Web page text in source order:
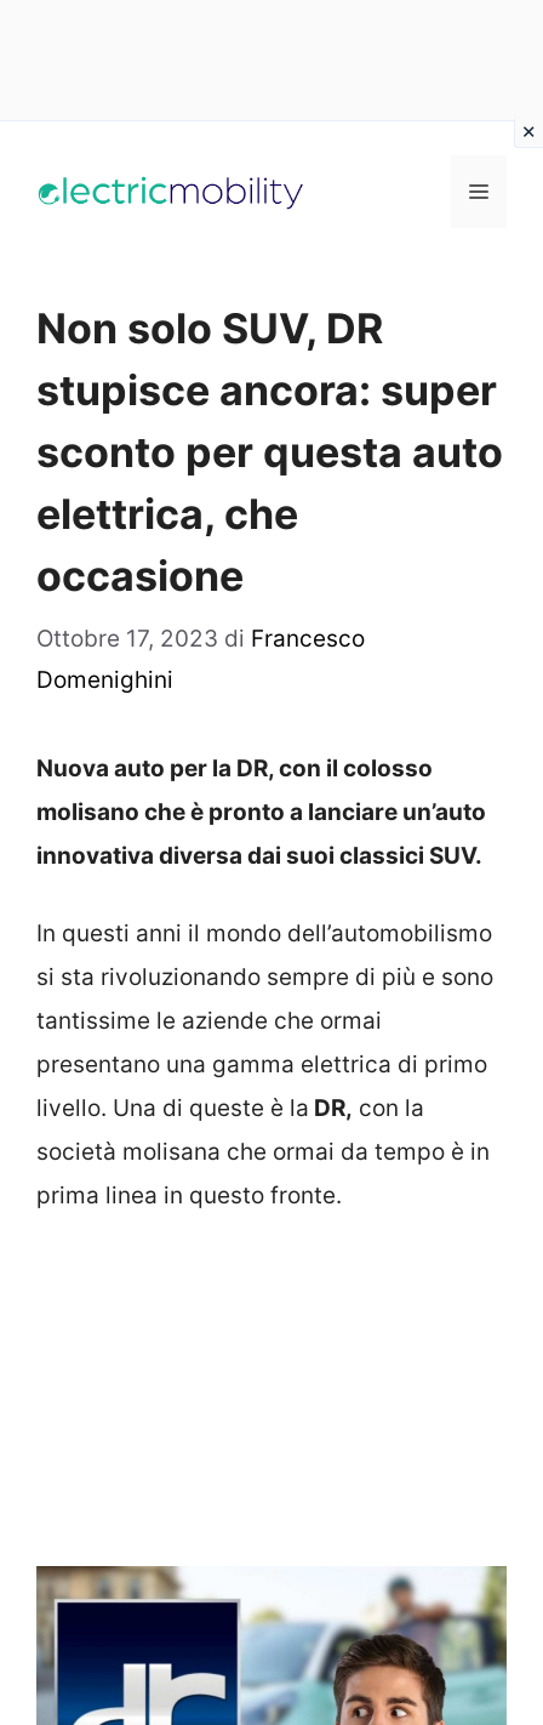
Menu
Non solo SUV, DR
stupisce ancora: super
sconto per questa auto
elettrica, che
occasione
Ottobre 17, 2023 di Francesco
Domenighini
Nuova auto per la DR, con il colosso
molisano che è pronto a lanciare un’auto
innovativa diversa dai suoi classici SUV.
In questi anni il mondo dell’automobilismo
si sta rivoluzionando sempre di più e sono
tantissime le aziende che ormai
presentano una gamma elettrica di primo
livello. Una di queste è la DR, con la
società molisana che ormai da tempo è in
prima linea in questo fronte.